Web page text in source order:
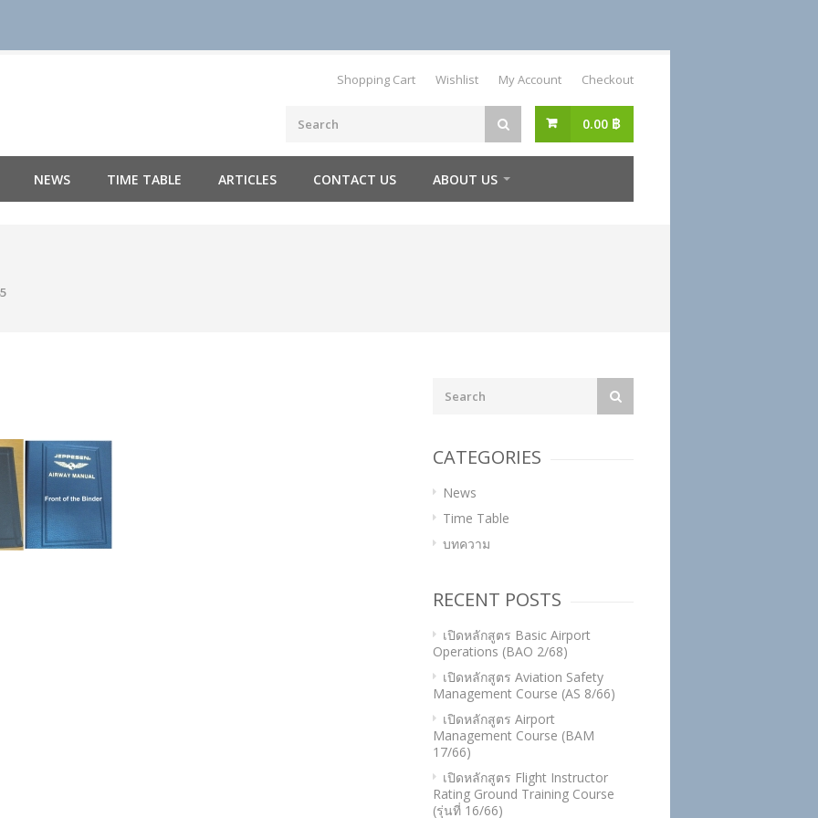
Shopping Cart Wishlist My Account Checkout
0.00 ฿
NEWS TIME TABLE ARTICLES CONTACT US ABOUT US
CATEGORIES
News
Time Table
บทความ
RECENT POSTS
เปิดหลักสูตร Basic Airport
Operations (BAO 2/68)
เปิดหลักสูตร Aviation Safety
Management Course (AS 8/66)
เปิดหลักสูตร Airport
Management Course (BAM
17/66)
เปิดหลักสูตร Flight Instructor
Rating Ground Training Course
(รุ่นที่ 16/66)